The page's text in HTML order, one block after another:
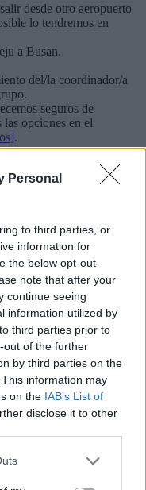
Personal
to third parties, or
information for
the below opt-out
note that after your
continue seeing
information utilized by
third parties prior to
out of the further
by third parties on the
information may
on the IAB’s List of
disclose it to other
one or more Google
desde otro aeropuerto
lo tendremos en
a Busan.
del/la coordinador/a
seguros de
las opciones en el
.
durante el viaje
y entradas a los
no incluidos en
a ser en habitaciones
a ser de cantidad y
se han gastado otros